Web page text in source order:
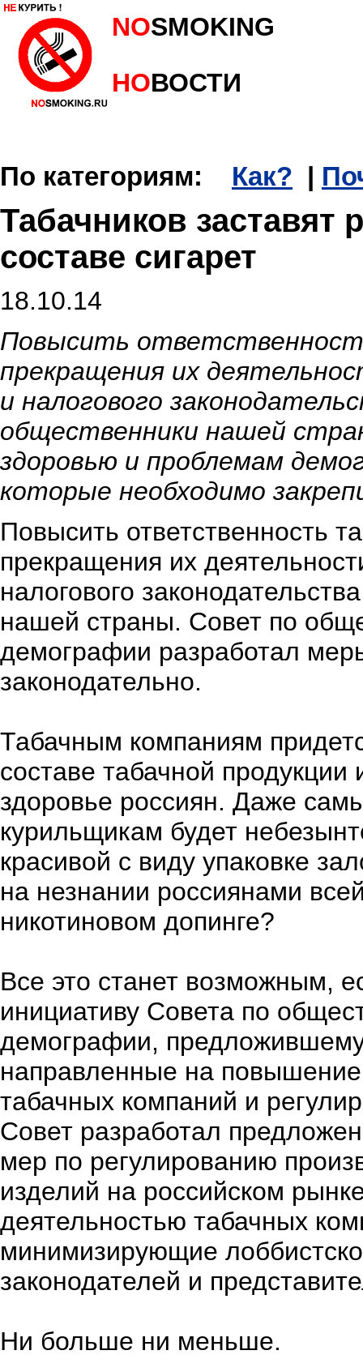
NOSMOKING
НОВОСТИ
По категориям: Как?
Табачников заставят
составе сигарет
18.10.14
Повысить
прекращения их
и налогового
общественники нашей
здоровью и проблемам
которые необходимо
Повысить ответственность
прекращения их
налогового
нашей страны. Совет по
демографии разработал
законодательно.
Табачным компаниям
составе табачной
здоровье россиян. Даже
курильщикам будет
красивой с виду упаковке
на незнании россиянами
никотиновом допинге?
Все это станет возможным,
инициативу Совета по
демографии,
направленные на
табачных компаний и
Совет разработал
мер по регулированию
изделий на российском
деятельностью табачных
минимизирующие
законодателей и
Ни больше ни меньше.